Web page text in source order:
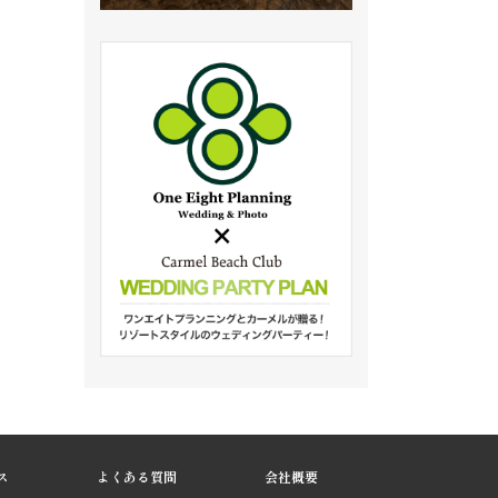
よくある質問 会社概要